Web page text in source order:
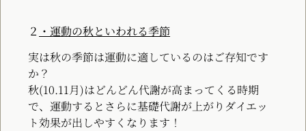
２ ・運動の秋といわれる季節
実は秋の季節は運動に適しているのはご存知です
か？
秋(10.11月)はどんどん代謝が高まってくる時期
で、運動するとさらに基礎代謝が上がりダイエッ
ト効果が出しやすくなります！